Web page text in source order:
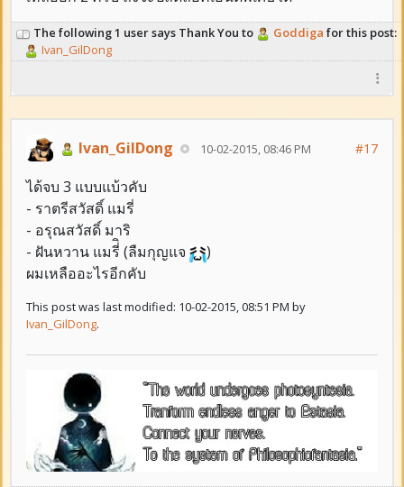
The following 1 user says Thank You to Goddiga for this post:
Ivan_GilDong
Ivan_GilDong 10-02-2015, 08:46 PM #17
ได้จบ 3 แบบแบ้วคับ
- ราตรีสวัสดิ์ แมรี่
- อรุณสวัสดิ์ มาริ
- ฝันหวาน แมรี่ิ (ลืมกุญแจ
)
ผมเหลืออะไรอีกคับ
This post was last modified: 10-02-2015, 08:51 PM by
Ivan_GilDong.